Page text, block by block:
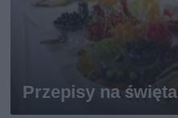
Przepisy na święta